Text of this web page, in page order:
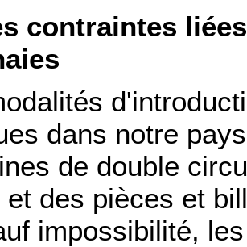
contraintes
dans notre
de double
et des pièces et
impossibilité,